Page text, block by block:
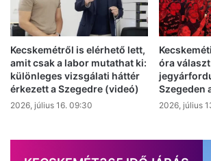
Kecskemétről is elérhető lett,
amit csak a labor mutathat ki:
különleges vizsgálati háttér
érkezett a Szegedre (videó)
2026, július 16. 09:30
óra választ
Szegeden
2026, július